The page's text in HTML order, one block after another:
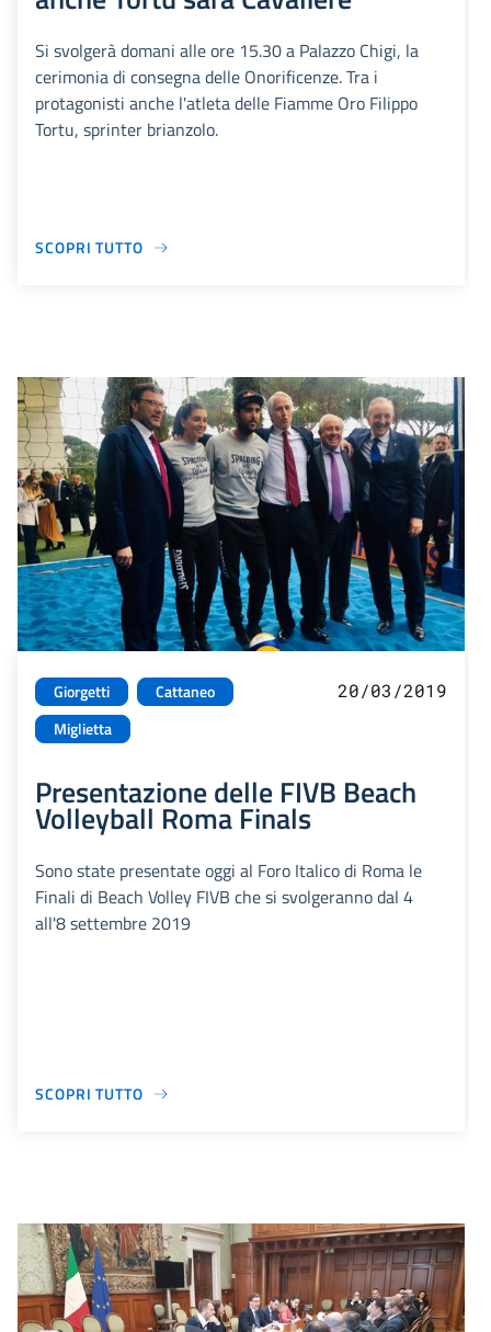
Si svolgerà domani alle ore 15.30 a Palazzo Chigi, la
cerimonia di consegna delle Onorificenze. Tra i
protagonisti anche l'atleta delle Fiamme Oro Filippo
Tortu, sprinter brianzolo.
SCOPRI TUTTO
Giorgetti
Cattaneo
Miglietta
20/03/2019
Presentazione delle FIVB Beach
Volleyball Roma Finals
Sono state presentate oggi al Foro Italico di Roma le
Finali di Beach Volley FIVB che si svolgeranno dal 4
all'8 settembre 2019
SCOPRI TUTTO